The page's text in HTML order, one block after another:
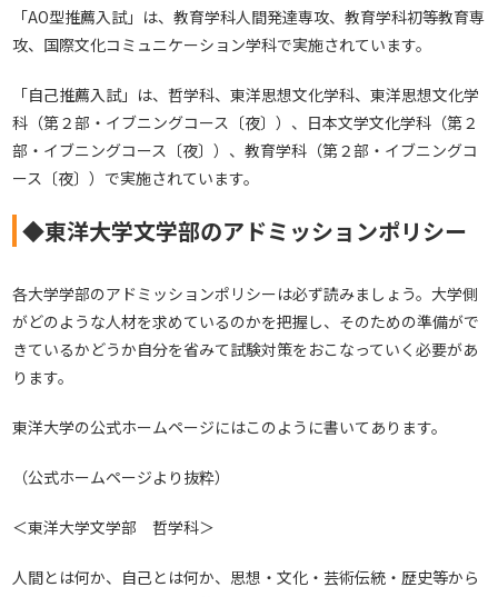
「AO型推薦入試」は、教育学科人間発達専攻、教育学科初等教育専
攻、国際文化コミュニケーション学科で実施されています。
「自己推薦入試」は、哲学科、東洋思想文化学科、東洋思想文化学
科（第２部・イブニングコース〔夜〕）、日本文学文化学科（第２
部・イブニングコース〔夜〕）、教育学科（第２部・イブニングコ
ース〔夜〕）で実施されています。
◆東洋大学文学部のアドミッションポリシー
各大学学部のアドミッションポリシーは必ず読みましょう。大学側
がどのような人材を求めているのかを把握し、そのための準備がで
きているかどうか自分を省みて試験対策をおこなっていく必要があ
ります。
東洋大学の公式ホームページにはこのように書いてあります。
（公式ホームページより抜粋）
＜東洋大学文学部 哲学科＞
人間とは何か、自己とは何か、思想・文化・芸術伝統・歴史等から